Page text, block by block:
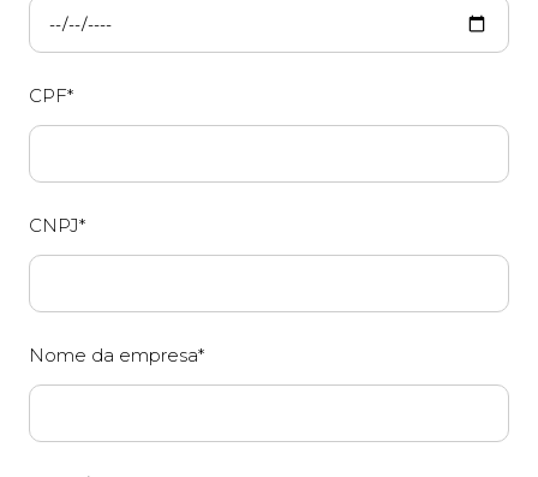
CPF*
CNPJ*
Nome da empresa*